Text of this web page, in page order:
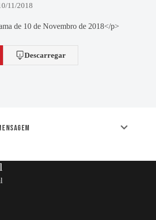
11/2018
de 10 de Novembro de 2018</p>
Descarregar